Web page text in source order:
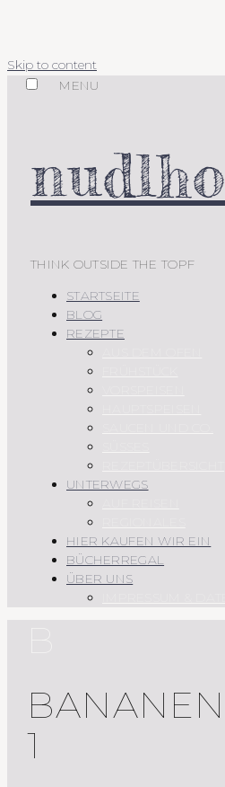
Skip to content
MENU
THINK OUTSIDE THE TOPF
STARTSEITE
BLOG
REZEPTE
UNTERWEGS
HIER KAUFEN WIR EIN
BÜCHERREGAL
ÜBER UNS
1